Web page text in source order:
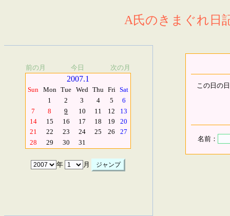
A氏のきまぐれ日
前の月 今日 次の月
2007.1
Sun Mon Tue Wed Thu Fri Sat
1
2 3 4 5
6
7
8 9 10 11 12
13
14
15 16 17 18 19
20
21
22 23 24 25 26
27
28
29 30 31
年 月
この日の
名前：